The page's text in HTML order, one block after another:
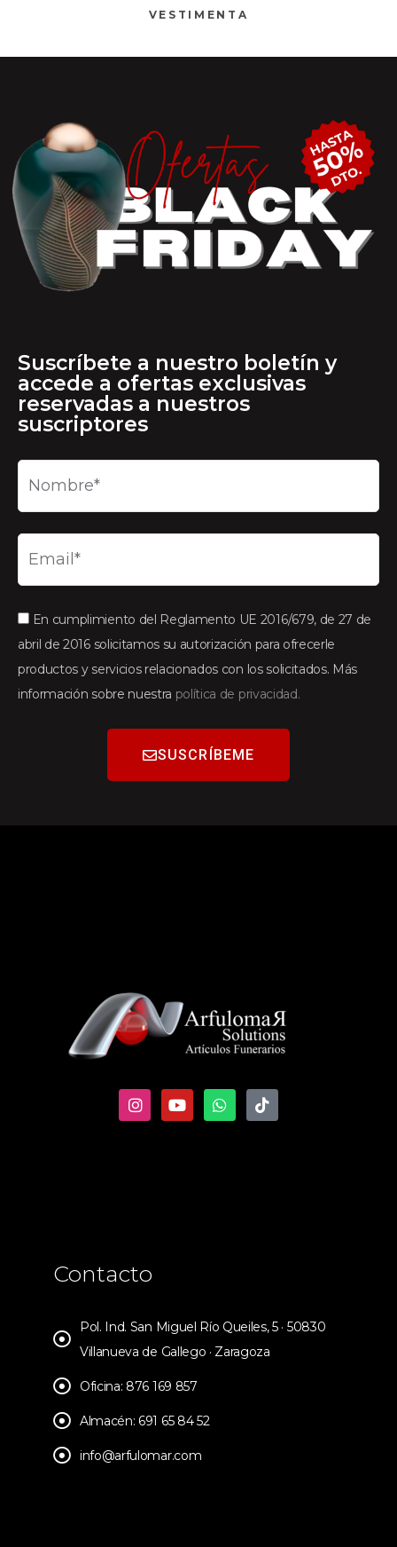
VESTIMENTA
Suscríbete a nuestro boletín y
accede a ofertas exclusivas
reservadas a nuestros
suscriptores
En cumplimiento del Reglamento UE 2016/679, de 27 de
abril de 2016 solicitamos su autorización para ofrecerle
productos y servicios relacionados con los solicitados. Más
información sobre nuestra política de privacidad.
SUSCRÍBEME
Contacto
Pol. Ind. San Miguel Río Queiles, 5 · 50830
Villanueva de Gallego · Zaragoza
Oficina: 876 169 857
Almacén: 691 65 84 52
info@arfulomar.com